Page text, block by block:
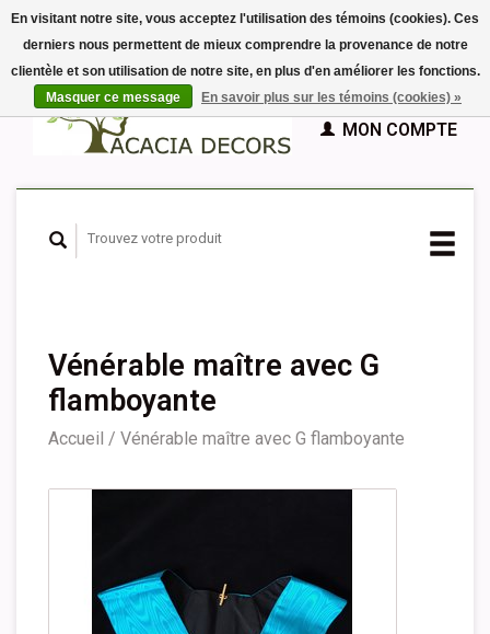
EUR
GBPFrançais
Nederlands
Español
PANIER (€0,00)
MON COMPTE
Vénérable maître avec G
flamboyante
Accueil / Vénérable maître avec G flamboyante
En visitant notre site, vous acceptez l'utilisation des témoins (cookies). Ces
derniers nous permettent de mieux comprendre la provenance de notre
clientèle et son utilisation de notre site, en plus d'en améliorer les fonctions.
Masquer ce message
En savoir plus sur les témoins (cookies) »